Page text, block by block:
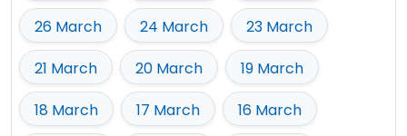
26 March
24 March
23 March
21 March
20 March
19 March
18 March
17 March
16 March